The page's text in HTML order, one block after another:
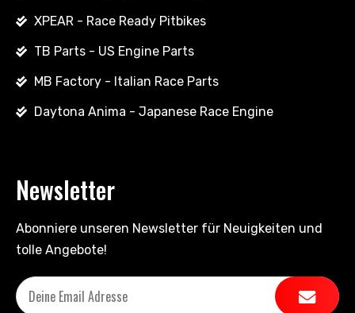
XPEAR - Race Ready Pitbikes
TB Parts - US Engine Parts
MB Factory - Italian Race Parts
Daytona Anima - Japanese Race Engine
Newsletter
Abonniere unseren Newsletter für Neuigkeiten und
tolle Angebote!